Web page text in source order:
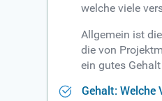
welche viele
Allgemein ist
die von
ein gutes
Gehalt: Welche